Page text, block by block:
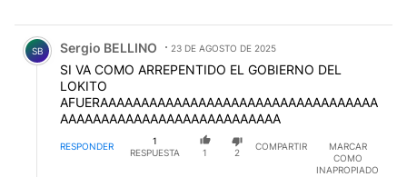
Comentario de Sergio BELLINO.
SB Sergio BELLINO 23 DE AGOSTO DE 2025
SI VA COMO ARREPENTIDO EL GOBIERNO DEL
LOKITO
AFUERAAAAAAAAAAAAAAAAAAAAAAAAAAAAAAAAAA
AAAAAAAAAAAAAAAAAAAAAAAAAAA
RESPONDER
1
RESPUESTA
1 2
COMPARTIR
MARCAR
COMO
INAPROPIADO